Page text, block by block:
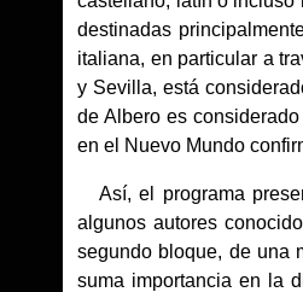
destinadas
italiana, en particular a
y Sevilla, está
de Albero es
en el Nuevo Mundo
Así, el programa
algunos autores
segundo bloque, de una
suma importancia en la